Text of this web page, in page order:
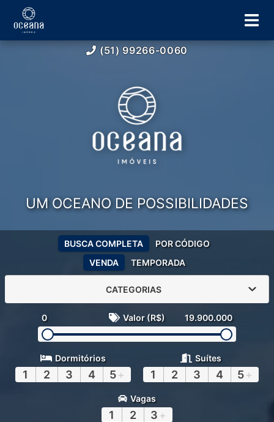
(51) 99266-0060
UM OCEANO DE POSSIBILIDADES
VENDA TEMPORADA
BUSCA COMPLETA POR CÓDIGO
CATEGORIAS
0 Valor (R$) 19.900.000
Dormitórios
1 2 3 4 5+
Suítes
1 2 3 4 5+
Vagas
1 2 3 +